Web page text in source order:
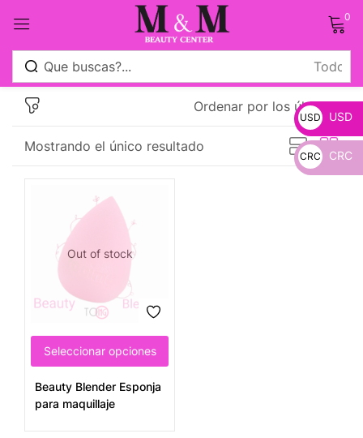
0
Mostrando el único resultado
Ordenar por los últimos
Out of stock
Seleccionar opciones
Beauty Blender Esponja
para maquillaje
USD
_
USD
CRC CRC
Sign in
Crear una cuenta